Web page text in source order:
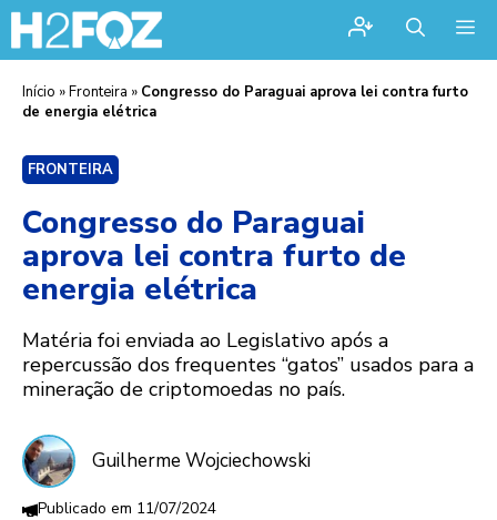
Início »Fronteira » Congresso do Paraguai aprova lei contra furto
de energia elétrica
FRONTEIRA
Congresso do Paraguai
aprova lei contra furto de
energia elétrica
Matéria foi enviada ao Legislativo após a
repercussão dos frequentes “gatos” usados para a
mineração de criptomoedas no país.
Guilherme Wojciechowski
11/07/2024